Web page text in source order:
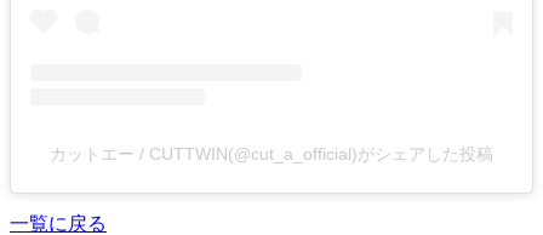
カットエー / CUTTWIN(@cut_a_official)がシェアした投稿
一覧に戻る